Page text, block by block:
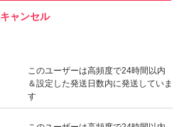
このユーザーは高頻度で24時間以内
＆設定した発送日数内に発送していま
す
キャンセル